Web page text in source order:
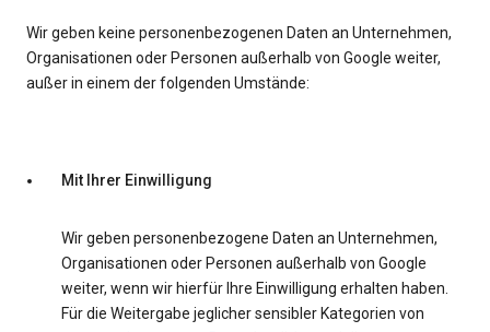
Wir geben keine personenbezogenen Daten an Unternehmen,
Organisationen oder Personen außerhalb von Google weiter,
außer in einem der folgenden Umstände:
Mit Ihrer Einwilligung
Wir geben personenbezogene Daten an Unternehmen,
Organisationen oder Personen außerhalb von Google
weiter, wenn wir hierfür Ihre Einwilligung erhalten haben.
Für die Weitergabe jeglicher sensibler Kategorien von